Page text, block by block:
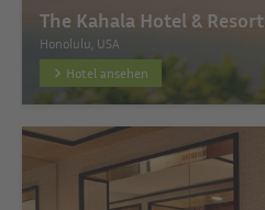
The Kahala Hotel & Resort
Honolulu, USA
Hotel ansehen